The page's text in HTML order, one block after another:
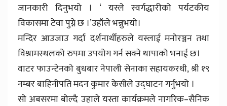
जानकारी दिनुभयो । ‘ यस्ले स्वर्गद्धारीको पर्यटकीय
विकासमा टेवा पुग्ने छ ।’उहाँले भन्नुभयो।
मन्दिर आउजाउ गर्दा दर्शनार्थीहरुले यस्लाई मनोरञ्जन तथा
विश्रामस्थलको रुपमा उपयोग गर्न सक्ने थापाको भनाई छ।
वाटर फाउन्टेनको बुधबार नेपाली सेनाका सहायकरथी, श्री १९
नम्बर बाहिनीपति मदन कुमार केसीले उद्घाटन गर्नुभयो ।
सो अबसरमा बोल्दै उहाले यस्ता कार्यक्रमले नागरिक–सैनिक